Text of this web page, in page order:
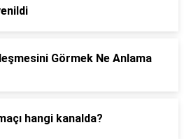
Görmek Ne Anlama
hangi kanalda?